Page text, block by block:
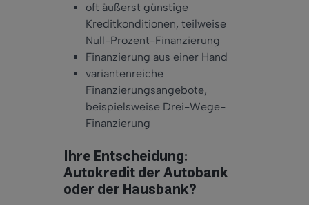
oft äußerst günstige
Kreditkonditionen, teilweise
Null-Prozent-Finanzierung
Finanzierung aus einer Hand
variantenreiche
Finanzierungsangebote,
beispielsweise Drei-Wege-
Finanzierung
Ihre Entscheidung:
Autokredit der Autobank
oder der Hausbank?